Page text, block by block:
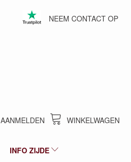
NEEM CONTACT OP
WINKELWAGEN
AANMELDEN
INFO ZIJDE